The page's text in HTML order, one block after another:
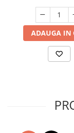
ADAUGA IN